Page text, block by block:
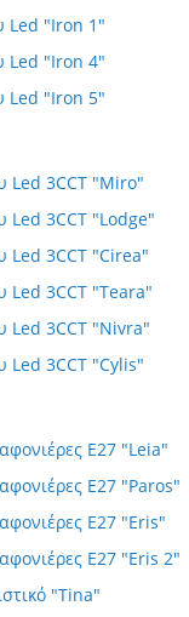
Led "Iron 1"
Led "Iron 4"
Led "Iron 5"
Led 3CCT "Miro"
Led 3CCT "Lodge"
Led 3CCT "Cirea"
Led 3CCT "Teara"
Led 3CCT "Nivra"
Led 3CCT "Cylis"
Ε27 "Leia"
Ε27 "Paros"
Ε27 "Eris"
Ε27 "Eris 2"
"Τina"